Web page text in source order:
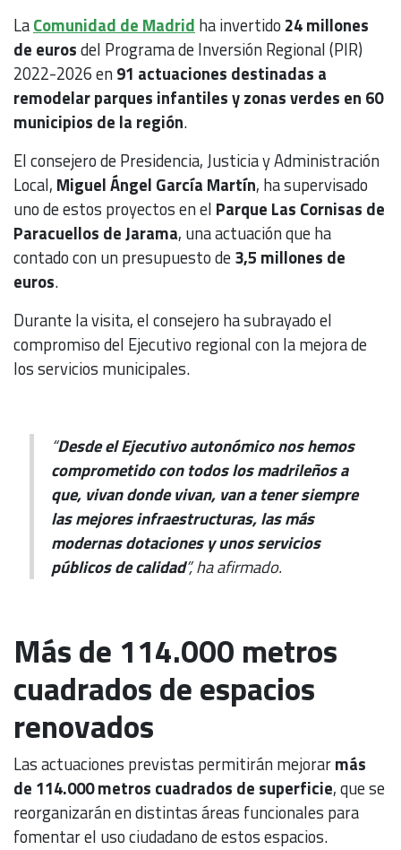
LaComunidad de Madrid ha invertido 24 millones
de eurosdel Programa de Inversión Regional (PIR)
2022-2026 en91 actuaciones destinadas a
remodelar parques infantiles y zonas verdes en 60
municipios de la región.
El consejero de Presidencia, Justicia y Administración
Local, Miguel Ángel García Martín, ha supervisado
uno de estos proyectos en el Parque Las Cornisas de
Paracuellos de Jarama, una actuación que ha
contado con un presupuesto de3,5 millones de
euros.
Durante la visita, el consejero ha subrayado el
compromiso del Ejecutivo regional con la mejora de
los servicios municipales.
“Desde el Ejecutivo autonómico nos hemos
comprometido con todos los madrileños a
que, vivan donde vivan, van a tener siempre
las mejores infraestructuras, las más
modernas dotaciones y unos servicios
públicos de calidad”, ha afirmado.
Más de 114.000 metros
cuadrados de espacios
renovados
Las actuaciones previstas permitirán mejorarmás
de 114.000 metros cuadrados de superficie, que se
reorganizarán en distintas áreas funcionales para
fomentar el uso ciudadano de estos espacios.